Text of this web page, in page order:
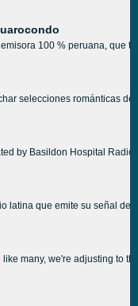
100 % peruana, que
selecciones románticas
by Basildon Hospital
latina que emite su señal
many, we're adjusting to